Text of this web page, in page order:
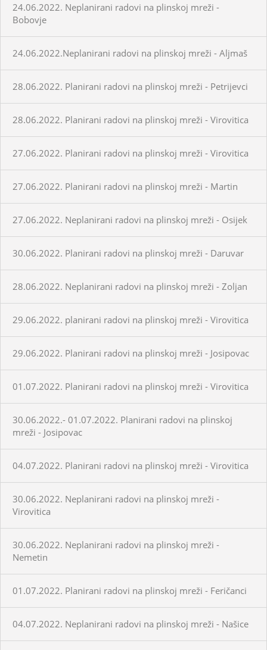
24.06.2022. Neplanirani radovi na plinskoj mreži -
Bobovje
24.06.2022.Neplanirani radovi na plinskoj mreži - Aljmaš
28.06.2022. Planirani radovi na plinskoj mreži - Petrijevci
28.06.2022. Planirani radovi na plinskoj mreži - Virovitica
27.06.2022. Planirani radovi na plinskoj mreži - Virovitica
27.06.2022. Planirani radovi na plinskoj mreži - Martin
27.06.2022. Neplanirani radovi na plinskoj mreži - Osijek
30.06.2022. Planirani radovi na plinskoj mreži - Daruvar
28.06.2022. Neplanirani radovi na plinskoj mreži - Zoljan
29.06.2022. planirani radovi na plinskoj mreži - Virovitica
29.06.2022. Planirani radovi na plinskoj mreži - Josipovac
01.07.2022. Planirani radovi na plinskoj mreži - Virovitica
30.06.2022.- 01.07.2022. Planirani radovi na plinskoj
mreži - Josipovac
04.07.2022. Planirani radovi na plinskoj mreži - Virovitica
30.06.2022. Neplanirani radovi na plinskoj mreži -
Virovitica
30.06.2022. Neplanirani radovi na plinskoj mreži -
Nemetin
01.07.2022. Planirani radovi na plinskoj mreži - Feričanci
04.07.2022. Neplanirani radovi na plinskoj mreži - Našice